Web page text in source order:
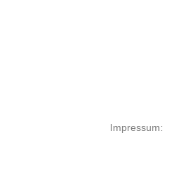
Impressum: